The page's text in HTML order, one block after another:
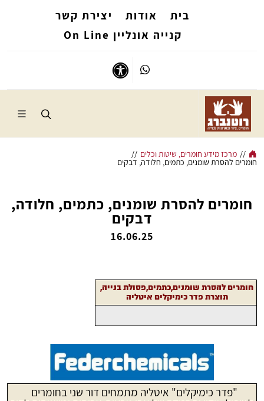
בית אודות
יצירת קשר
קנייה אונליין On Line
Whatsapp
// מרכז מידע חומרים, שיטות וכלים //
חומרים להסרת שומנים, כתמים, חלודה, דבקים
חומרים להסרת שומנים, כתמים, חלודה,
דבקים
16.06.25
חומרים להסרת שומנים,כתמים,פסולת בנייה,
תוצרת פדר כימיקלים איטליה
"פדר כימיקלים" איטליה מתמחים דור שני בחומרים